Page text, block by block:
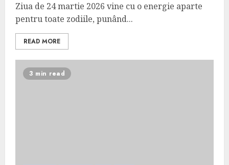
Ziua de 24 martie 2026 vine cu o energie aparte
pentru toate zodiile, punând...
READ MORE
3 min read